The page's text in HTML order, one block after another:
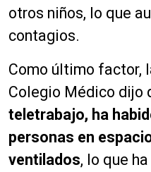
otros niños, lo que
contagios.
Como último factor,
Colegio Médico dijo
teletrabajo, ha
personas en
ventilados, lo que